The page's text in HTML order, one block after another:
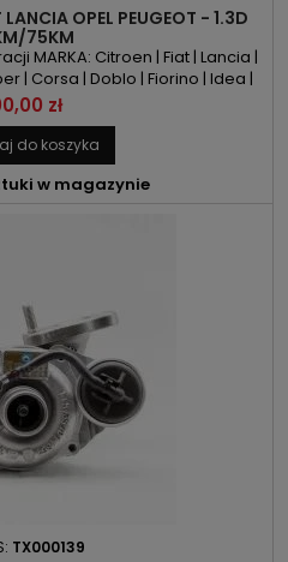
OPEL PEUGEOT - 1.3D
75KM
MARKA: Citroen | Fiat | Lancia |
| Corsa | Doblo | Fiorino | Idea |
| Ypsilon KOD SILNIKA: FHZ |
| 16VMULTIJET | 188A9.000 |
1248ccm 1.3CDTI | 1.3 HDI |
| 75KM/55kW ROK...
zł
do koszyka
w magazynie
TX000139